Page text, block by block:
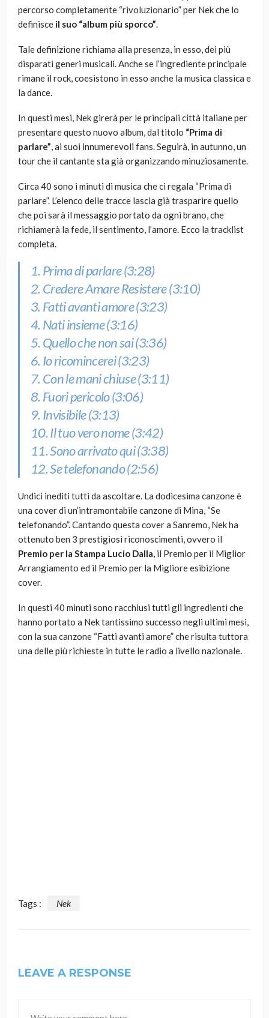
percorso completamente “rivoluzionario” per Nek che lo
definisce il suo “album più sporco”.
Tale definizione richiama alla presenza, in esso, dei più
disparati generi musicali. Anche se l’ingrediente principale
rimane il rock, coesistono in esso anche la musica classica e
la dance.
In questi mesi, Nek girerà per le principali città italiane per
presentare questo nuovo album, dal titolo “Prima di
parlare”, ai suoi innumerevoli fans. Seguirà, in autunno, un
tour che il cantante sta già organizzando minuziosamente.
Circa 40 sono i minuti di musica che ci regala “Prima di
parlare”. L’elenco delle tracce lascia già trasparire quello
che poi sarà il messaggio portato da ogni brano, che
richiamerà la fede, il sentimento, l’amore. Ecco la tracklist
completa.
1. Prima di parlare (3:28)
2. Credere Amare Resistere (3:10)
3. Fatti avanti amore (3:23)
4. Nati insieme (3:16)
5. Quello che non sai (3:36)
6. Io ricomincerei (3:23)
7. Con le mani chiuse (3:11)
8. Fuori pericolo (3:06)
9. Invisibile (3:13)
10. Il tuo vero nome (3:42)
11. Sono arrivato qui (3:38)
12. Se telefonando (2:56)
Undici inediti tutti da ascoltare. La dodicesima canzone è
una cover di un’intramontabile canzone di Mina, “Se
telefonando”. Cantando questa cover a Sanremo, Nek ha
ottenuto ben 3 prestigiosi riconoscimenti, ovvero il
Premio per la Stampa Lucio Dalla, il Premio per il Miglior
Arrangiamento ed il Premio per la Migliore esibizione
cover.
In questi 40 minuti sono racchiusi tutti gli ingredienti che
hanno portato a Nek tantissimo successo negli ultimi mesi,
con la sua canzone “Fatti avanti amore” che risulta tuttora
una delle più richieste in tutte le radio a livello nazionale.
Tags : Nek
LEAVE A RESPONSE